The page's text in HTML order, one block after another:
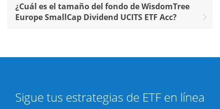
¿Cuál es el tamaño del fondo de WisdomTree
Europe SmallCap Dividend UCITS ETF Acc?
Sigue tus estrategias de ETF en línea